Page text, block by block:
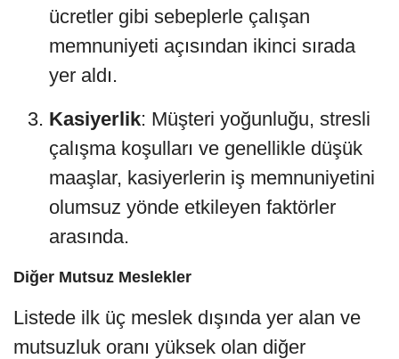
ücretler gibi sebeplerle çalışan
memnuniyeti açısından ikinci sırada
yer aldı.
Kasiyerlik: Müşteri yoğunluğu, stresli
çalışma koşulları ve genellikle düşük
maaşlar, kasiyerlerin iş memnuniyetini
olumsuz yönde etkileyen faktörler
arasında.
Diğer Mutsuz Meslekler
Listede ilk üç meslek dışında yer alan ve
mutsuzluk oranı yüksek olan diğer